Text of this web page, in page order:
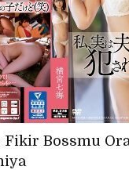
Fikir Bossmu